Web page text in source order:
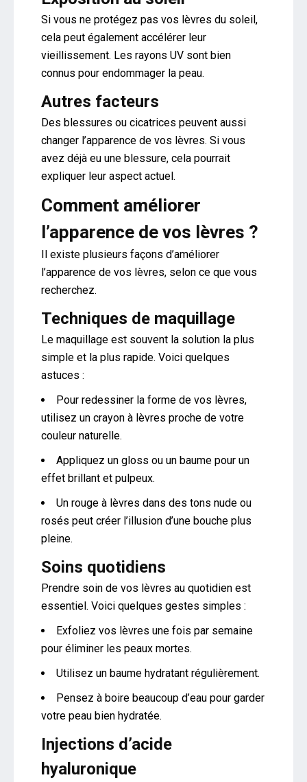
Si vous ne protégez pas vos lèvres du soleil,
cela peut également accélérer leur
vieillissement. Les rayons UV sont bien
connus pour endommager la peau.
Autres facteurs
Des blessures ou cicatrices peuvent aussi
changer l’apparence de vos lèvres. Si vous
avez déjà eu une blessure, cela pourrait
expliquer leur aspect actuel.
Comment améliorer
l’apparence de vos lèvres ?
Il existe plusieurs façons d’améliorer
l’apparence de vos lèvres, selon ce que vous
recherchez.
Techniques de maquillage
Le maquillage est souvent la solution la plus
simple et la plus rapide. Voici quelques
astuces :
Pour redessiner la forme de vos lèvres,
utilisez un crayon à lèvres proche de votre
couleur naturelle.
Appliquez un gloss ou un baume pour un
effet brillant et pulpeux.
Un rouge à lèvres dans des tons nude ou
rosés peut créer l’illusion d’une bouche plus
pleine.
Soins quotidiens
Prendre soin de vos lèvres au quotidien est
essentiel. Voici quelques gestes simples :
Exfoliez vos lèvres une fois par semaine
pour éliminer les peaux mortes.
Utilisez un baume hydratant régulièrement.
Pensez à boire beaucoup d’eau pour garder
votre peau bien hydratée.
Injections d’acide
hyaluronique